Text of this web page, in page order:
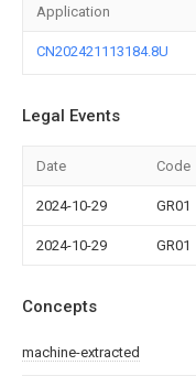
Application
CN202421113184.8U
Legal Events
Date Code
2024-10-29 GR01
2024-10-29 GR01
Concepts
machine-extracted